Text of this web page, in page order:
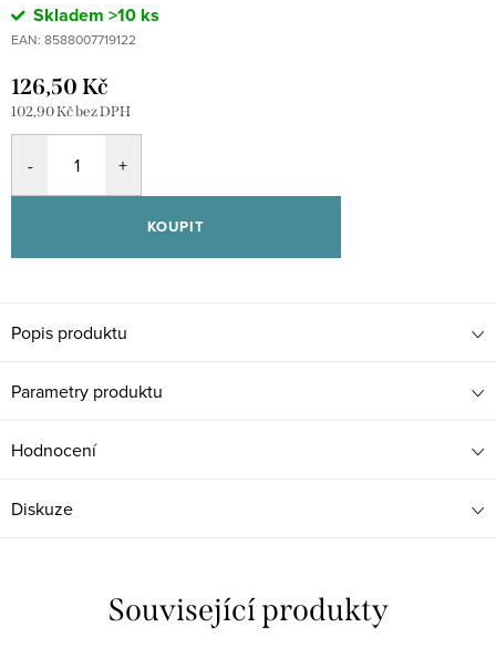
Skladem >10 ks
EAN: 8588007719122
126,50 Kč
102,90 Kč bez DPH
KOUPIT
Popis produktu
Parametry produktu
Hodnocení
Diskuze
Související produkty